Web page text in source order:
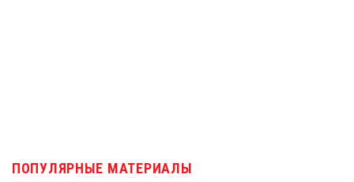
ПОПУЛЯРНЫЕ МАТЕРИАЛЫ